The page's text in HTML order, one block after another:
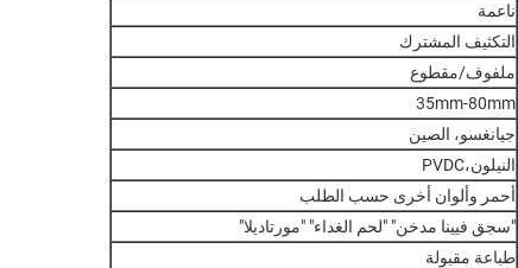
ناعمة
التكثيف المشترك
ملفوف/مقطوع
35mm-80mm
جيانغسو، الصين
النيلون،PVDC
أحمر وألوان أخرى حسب الطلب
"سجق فيينا مدخن" "لحم الغداء" "مورتاديلا"
طباعة مقبولة